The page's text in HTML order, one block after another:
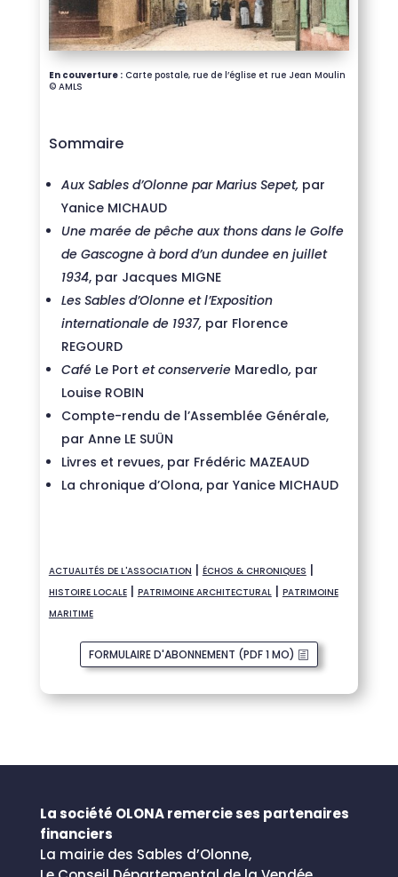
En couverture :Carte postale, rue de l’église et rue Jean Moulin
© AMLS
Sommaire
Aux Sables d’Olonne par Marius Sepet, par
Yanice MICHAUD
Une marée de pêche aux thons dans le Golfe
de Gascogne à bord d’un dundee en juillet
1934, par Jacques MIGNE
Les Sables d’Olonne et l’Exposition
internationale de 1937, par Florence
REGOURD
Café Le Port et conserverie Maredlo, par
Louise ROBIN
Compte-rendu de l’Assemblée Générale,
par Anne LE SUÜN
Livres et revues, par Frédéric MAZEAUD
La chronique d’Olona, par Yanice MICHAUD
ACTUALITÉS DE L'ASSOCIATION | ÉCHOS & CHRONIQUES |
HISTOIRE LOCALE| PATRIMOINE ARCHITECTURAL| PATRIMOINE
MARITIME
FORMULAIRE D'ABONNEMENT (PDF 1 MO)
La société OLONA remercie ses partenaires
financiers
La mairie des Sables d’Olonne,